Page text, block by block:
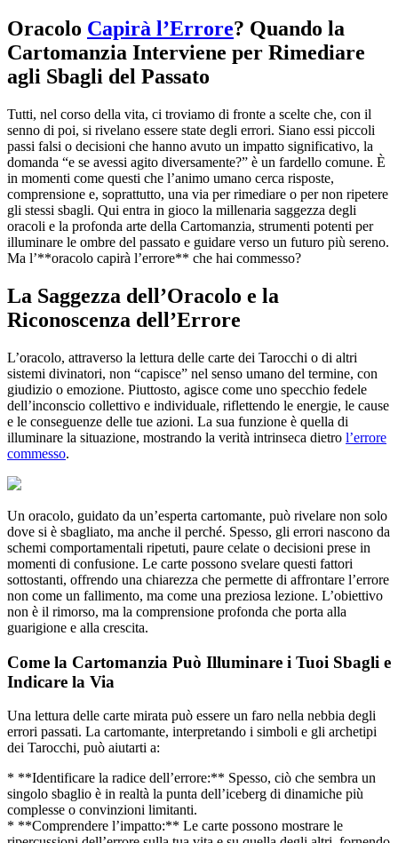
Oracolo Capirà l’Errore? Quando la
Cartomanzia Interviene per Rimediare
agli Sbagli del Passato
Tutti, nel corso della vita, ci troviamo di fronte a scelte che, con il
senno di poi, si rivelano essere state degli errori. Siano essi piccoli
passi falsi o decisioni che hanno avuto un impatto significativo, la
domanda “e se avessi agito diversamente?” è un fardello comune. È
in momenti come questi che l’animo umano cerca risposte,
comprensione e, soprattutto, una via per rimediare o per non ripetere
gli stessi sbagli. Qui entra in gioco la millenaria saggezza degli
oracoli e la profonda arte della Cartomanzia, strumenti potenti per
illuminare le ombre del passato e guidare verso un futuro più sereno.
Ma l’**oracolo capirà l’errore** che hai commesso?
La Saggezza dell’Oracolo e la
Riconoscenza dell’Errore
L’oracolo, attraverso la lettura delle carte dei Tarocchi o di altri
sistemi divinatori, non “capisce” nel senso umano del termine, con
giudizio o emozione. Piuttosto, agisce come uno specchio fedele
dell’inconscio collettivo e individuale, riflettendo le energie, le cause
e le conseguenze delle tue azioni. La sua funzione è quella di
illuminare la situazione, mostrando la verità intrinseca dietro l’errore
commesso.
Un oracolo, guidato da un’esperta cartomante, può rivelare non solo
dove si è sbagliato, ma anche il perché. Spesso, gli errori nascono da
schemi comportamentali ripetuti, paure celate o decisioni prese in
momenti di confusione. Le carte possono svelare questi fattori
sottostanti, offrendo una chiarezza che permette di affrontare l’errore
non come un fallimento, ma come una preziosa lezione. L’obiettivo
non è il rimorso, ma la comprensione profonda che porta alla
guarigione e alla crescita.
Come la Cartomanzia Può Illuminare i Tuoi Sbagli e
Indicare la Via
Una lettura delle carte mirata può essere un faro nella nebbia degli
errori passati. La cartomante, interpretando i simboli e gli archetipi
dei Tarocchi, può aiutarti a:
* **Identificare la radice dell’errore:** Spesso, ciò che sembra un
singolo sbaglio è in realtà la punta dell’iceberg di dinamiche più
complesse o convinzioni limitanti.
* **Comprendere l’impatto:** Le carte possono mostrare le